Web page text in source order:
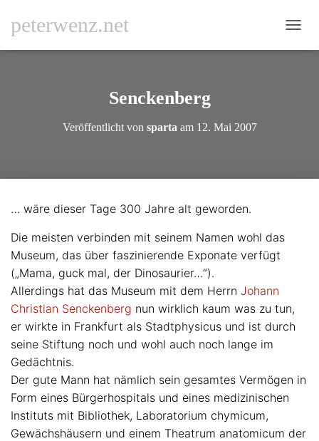
peterwenz.net
A
Senckenberg
Veröffentlicht von sparta am 12. Mai 2007
… wäre dieser Tage 300 Jahre alt geworden.
Die meisten verbinden mit seinem Namen wohl das
Museum, das über faszinierende Exponate verfügt
(„Mama, guck mal, der Dinosaurier…“).
Allerdings hat das Museum mit dem Herrn Johann
Christian Senckenberg nun wirklich kaum was zu tun,
er wirkte in Frankfurt als Stadtphysicus und ist durch
seine Stiftung noch und wohl auch noch lange im
Gedächtnis.
Der gute Mann hat nämlich sein gesamtes Vermögen in
Form eines Bürgerhospitals und eines medizinischen
Instituts mit Bibliothek, Laboratorium chymicum,
Gewächshäusern und einem Theatrum anatomicum der